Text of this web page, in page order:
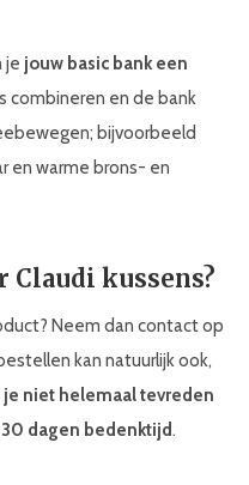
je jouw basic bank een
combineren en de bank
bijvoorbeeld
en warme brons- en
kussens?
Neem dan contact op
kan natuurlijk ook,
je niet helemaal tevreden
dagen bedenktijd.